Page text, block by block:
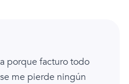
porque facturo todo
me pierde ningún